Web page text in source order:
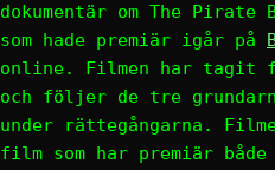
dokumentär om The Pirate
som hade premiär igår på
online. Filmen har
och följer de tre
under rättegångarna.
film som har premiär